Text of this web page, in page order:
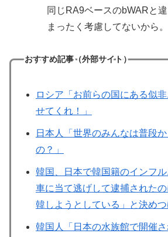
同じRA9ベースのbWARと
まったく考慮してないから。
おすすめ記事（外部サイト）
ロシア「お前らの国にある似
せてくれ！」
日本人「世界のみんなは普段
の？」
韓国、日本で韓国籍のインフ
車に当て逃げして逮捕された
韓しようとしている」と決め
韓国人「日本の水族館で開催